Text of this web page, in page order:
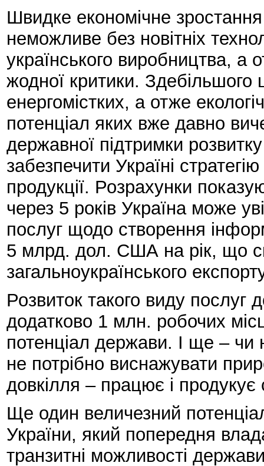
Швидке економічне
неможливе без новітніх
українського виробництва, а
жодної критики. Здебільшого
енергомістких, а отже
потенціал яких вже давно
державної підтримки
забезпечити Україні
продукції. Розрахунки
через 5 років Україна може
послуг щодо створення
5 млрд. дол. США на рік, що
загальноукраїнського
Розвиток такого виду послуг
додатково 1 млн. робочих
потенціал держави. І ще – чи
не потрібно виснажувати
довкілля – працює і продукує
Ще один величезний
України, який попередня
транзитні можливості